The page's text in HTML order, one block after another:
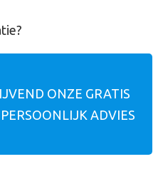
ONZE GRATIS
ADVIES